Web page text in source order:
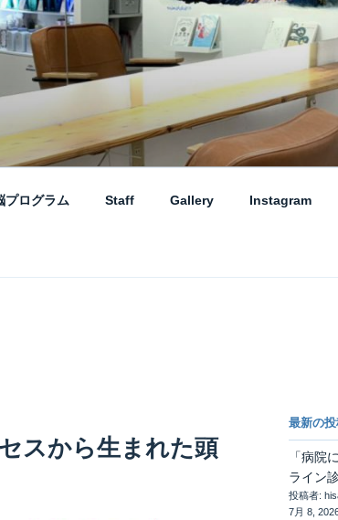
– AME TO LAMP -
】のHPです。「本」と「髪質改善・縮毛矯正」
プログラム Staff Gallery Instagram
スから生まれた頭
最新の投
「病院
ライン
投稿者:
7月 8,